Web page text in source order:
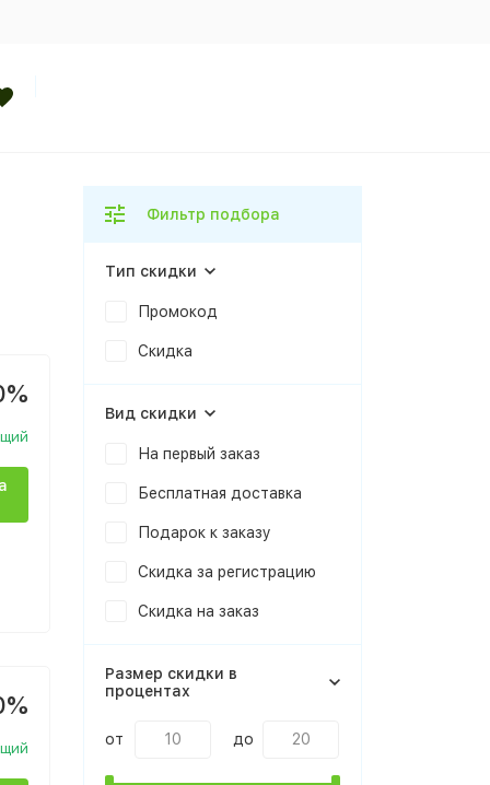
Фильтр подбора
Тип скидки
Промокод
Скидка
Вид скидки
На первый заказ
Бесплатная доставка
Подарок к заказу
Скидка за регистрацию
Скидка на заказ
Размер скидки в
процентах
от до